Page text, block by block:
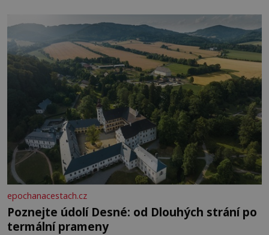
Je to opravdu tak, s věkem jako kdyby se paměť
rozhodla stávkovat. Cvičte
epochanacestach.cz
Poznejte údolí Desné: od Dlouhých strání po
termální prameny